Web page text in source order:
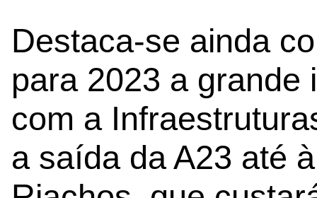
Destaca-se ainda
para 2023 a grande
com a
a saída da A23 até